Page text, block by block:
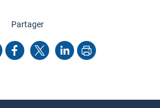
Partagercette page
l'adresse
Facebook
X LinkedInImprimer